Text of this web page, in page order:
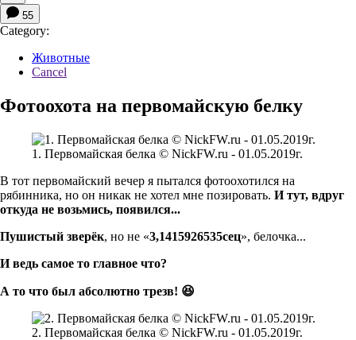
55
Category:
Животные
Cancel
Фотоохота на первомайскую белку
1. Первомайская белка © NickFW.ru - 01.05.2019г.
В тот первомайский вечер я пытался фотоохотился на
рябинника, но он никак не хотел мне позировать. И тут, вдруг
откуда не возьмись, появился...
Пушистый зверёк, но не «3,1415926535сец», белочка...
И ведь самое то главное что?
А то что был абсолютно трезв! 😆
2. Первомайская белка © NickFW.ru - 01.05.2019г.